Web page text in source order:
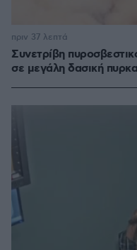
Συνετρίβη
σε μεγάλη δασική
πριν 37 λεπτά